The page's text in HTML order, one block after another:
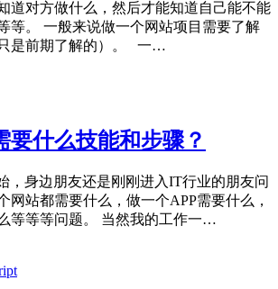
道对方做什么，然后才能知道自己能不能
等。 一般来说做一个网站项目需要了解
是前期了解的）。 一…
要什么技能和步骤？
，身边朋友还是刚刚进入IT行业的朋友问
网站都需要什么，做一个APP需要什么，
等等等问题。 当然我的工作一…